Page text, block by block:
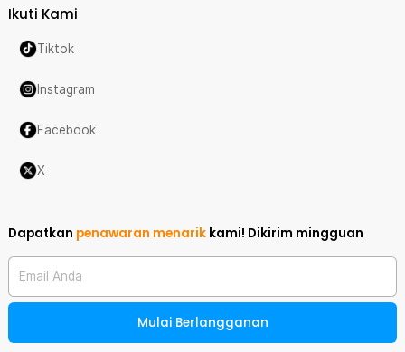
Ikuti Kami
Tiktok
Instagram
Facebook
X
Dapatkan penawaran menarik kami! Dikirim mingguan
Email Anda
Mulai Berlangganan